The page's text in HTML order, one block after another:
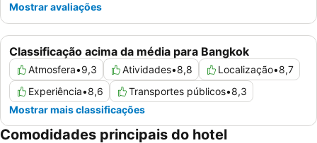
Classificação acima da média para Bangkok
Atmosfera•9,3 Atividades•8,8 Localização•8,7
Experiência•8,6 Transportes públicos•8,3
Mostrar mais classificações
Mostrar avaliações
Comodidades principais do hotel